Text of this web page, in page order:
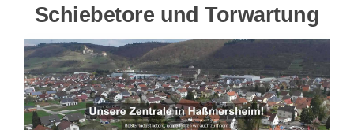
Schiebetore und Torwartung